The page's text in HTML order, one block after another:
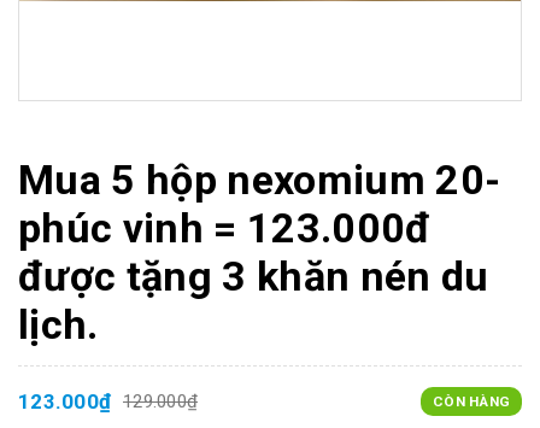
Mua 5 hộp nexomium 20-
phúc vinh = 123.000đ
được tặng 3 khăn nén du
lịch.
123.000₫ 129.000₫ CÒN HÀNG